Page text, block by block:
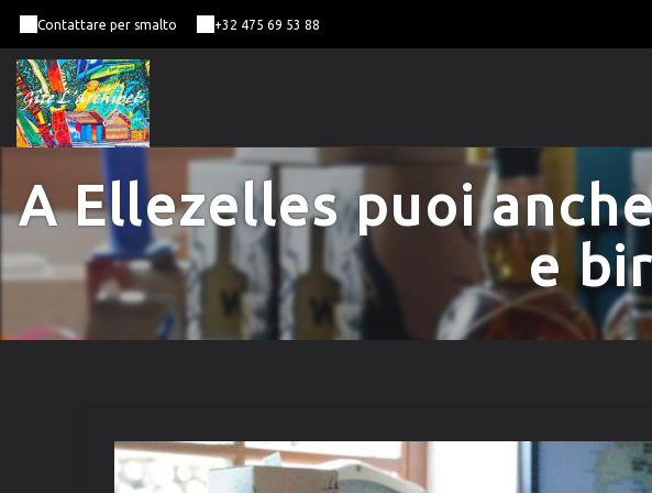
Contattare per smalto +32 475 69 53 88
A Ellezelles puoi
e